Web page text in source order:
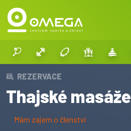
REZERVACE
Thajské masáže
Mám zájem o členství